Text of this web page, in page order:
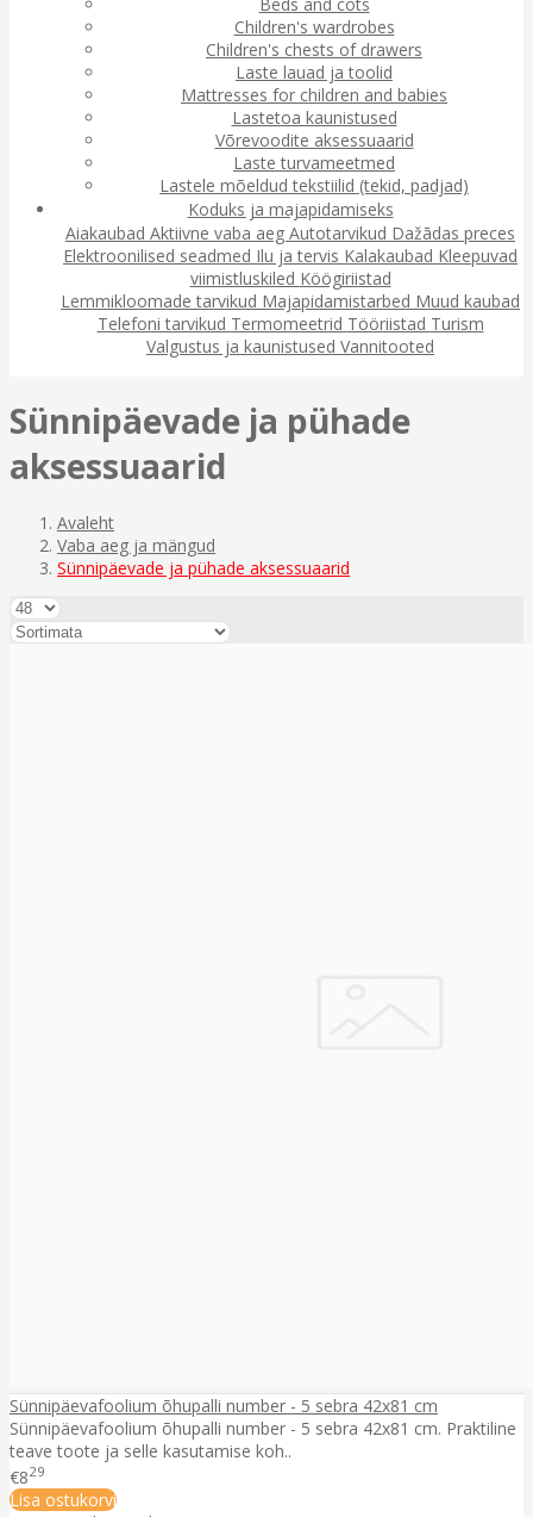
Children's wardrobes
Children's chests of drawers
Laste lauad ja toolid
Mattresses for children and babies
Lastetoa kaunistused
Võrevoodite aksessuaarid
Laste turvameetmed
Lastele mõeldud tekstiilid (tekid, padjad)
Koduks ja majapidamiseks
Aiakaubad Aktiivne vaba aeg Autotarvikud Dažādas preces
Elektroonilised seadmed Ilu ja tervis Kalakaubad Kleepuvad
viimistluskiled Köögiriistad
Lemmikloomade tarvikud Majapidamistarbed Muud kaubad
Telefoni tarvikud Termomeetrid Tööriistad Turism
Valgustus ja kaunistused Vannitooted
Sünnipäevade ja pühade
aksessuaarid
Avaleht
Vaba aeg ja mängud
Sünnipäevade ja pühade aksessuaarid
Sünnipäevafoolium õhupalli number - 5 sebra 42x81 cm
Sünnipäevafoolium õhupalli number - 5 sebra 42x81 cm. Praktiline
teave toote ja selle kasutamise koh..
€829
Lisa ostukorvi